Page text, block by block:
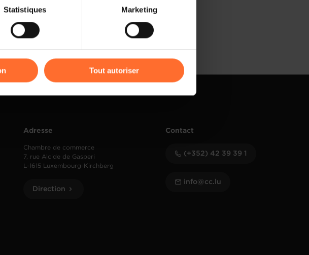
: lecture de vidéos, partage sur les réseaux
Statistiques Marketing
Tout autoriser
Adresse
Chambre de commerce
7, rue Alcide de Gasperi
L-1615 Luxembourg-Kirchberg
Direction
Contact
(+352) 42 39 39 1
info@cc.lu